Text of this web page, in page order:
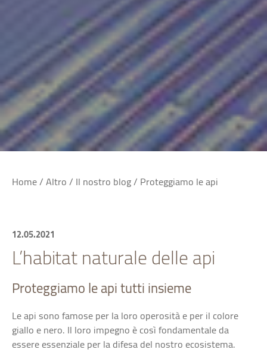
Home/Altro/ Il nostro blog/ Proteggiamo le api
12.05.2021
L’habitat naturale delle api
Proteggiamo le api tutti insieme
Le api sono famose per la loro operosità e per il colore
giallo e nero. Il loro impegno è così fondamentale da
essere essenziale per la difesa del nostro ecosistema.